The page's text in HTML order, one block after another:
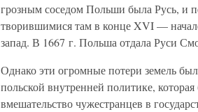
грозным соседом Польши была Русь, и
творившимися там в конце XVI —
запад. В 1667 г. Польша отдала Руси
Однако эти огромные потери земель
польской внутренней политике,
вмешательство чужестранцев в